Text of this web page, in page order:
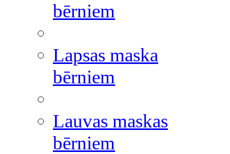
bērniem
Lapsas maska
bērniem
Lauvas maskas
bērniem